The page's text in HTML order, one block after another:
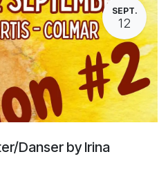
SEPT.
12
Danser by Irina